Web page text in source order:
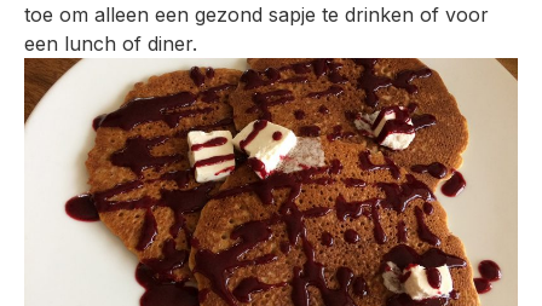
toe om alleen een gezond sapje te drinken of voor
een lunch of diner.